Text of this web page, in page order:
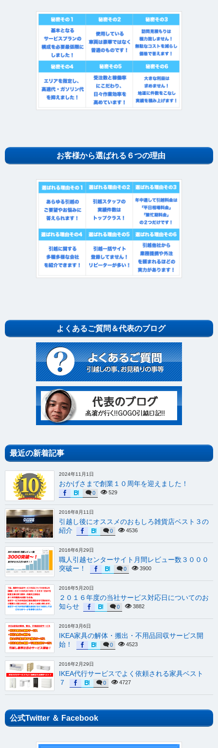
お客様から選ばれる６つの理由
よくあるご質問＆代表のブログ
最近の新着記事
2024年11月1日
おかげさまで創業１０周年を迎えました！
0 529
2016年8月11日
引越し後にオススメのおもしろ雑貨店ベスト３の
紹介
0 4536
2016年6月29日
職人引越センターサイト月間レビュー数３０００
突破ー！
0 3900
2016年5月20日
２０１６年度の当社サービス対応日についてのお
知らせ
0 3882
2016年3月6日
IKEA家具の解体・搬出・不用品回収サービス開
始！
0 4523
2016年2月29日
IKEA代行サービスでよく依頼される家具ベスト
７
0 4727
公式Twitter ＆ Facebook